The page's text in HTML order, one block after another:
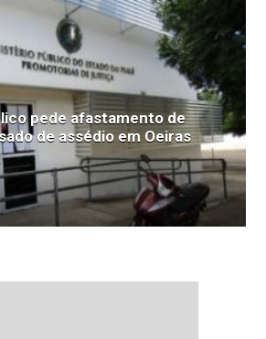
pede afastamento de
de assédio em Oeiras